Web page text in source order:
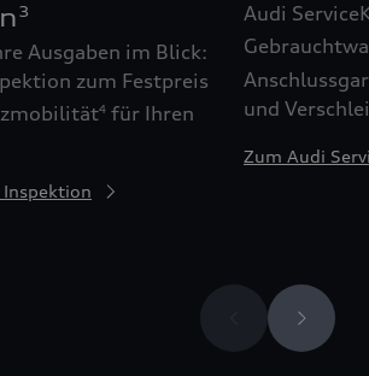
3
Ausgaben im Blick:
zum Festpreis
4 für Ihren
Audi
und
Zum Audi